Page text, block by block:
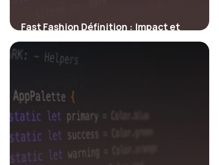
Fast Fashion Définition : Impact et
Enjeux
29 mai 2026